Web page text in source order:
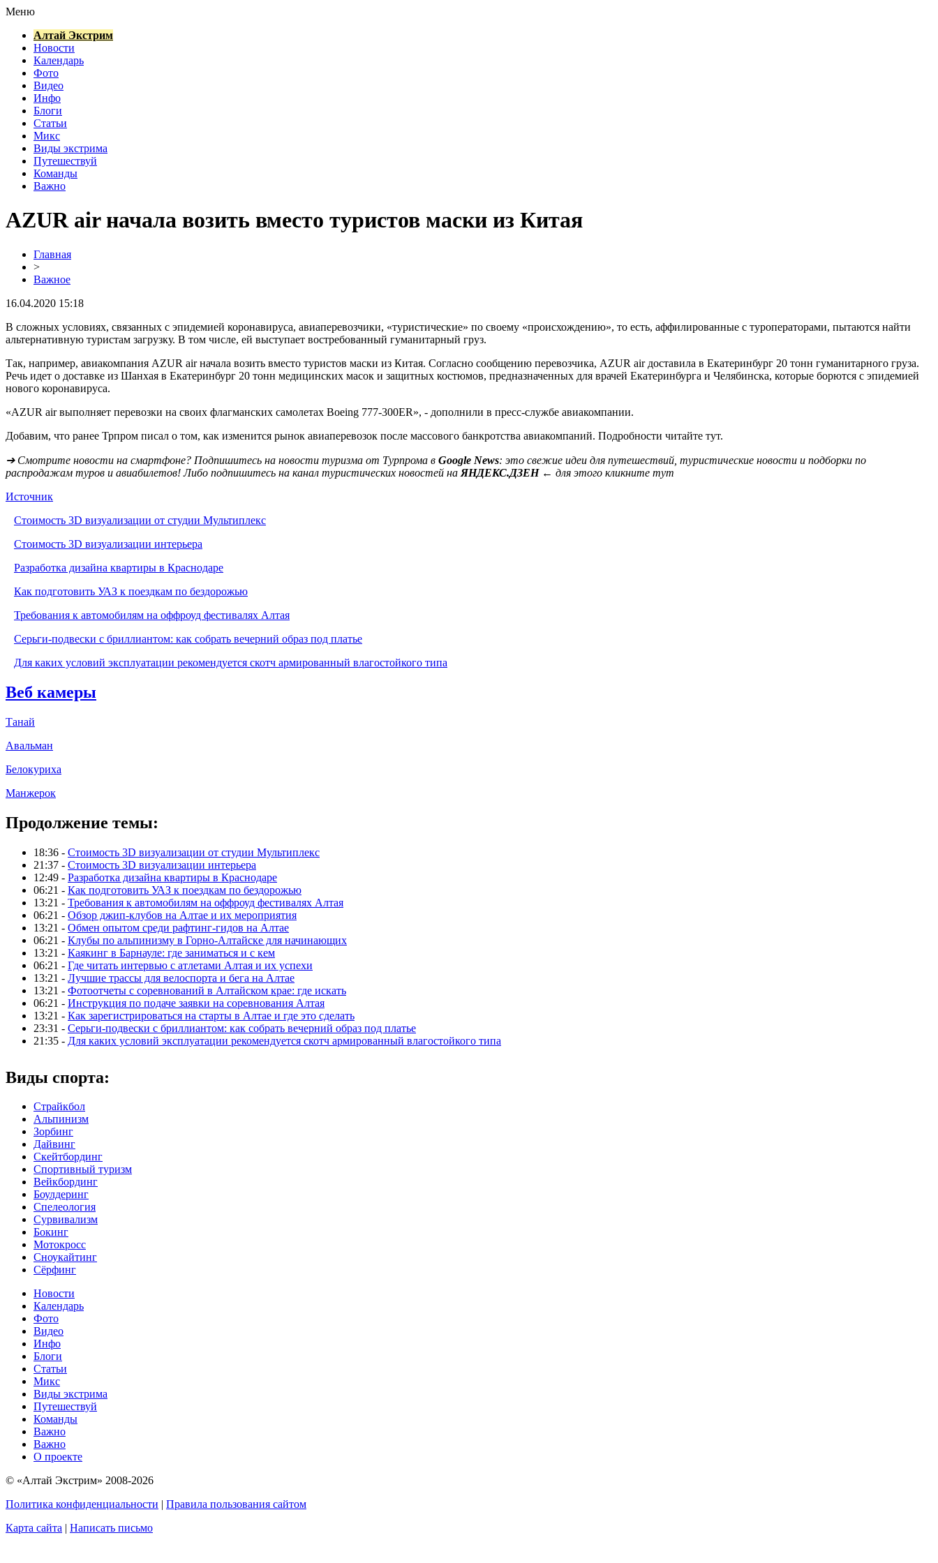
Меню
Алтай Экстрим
Новости
Календарь
Фото
Видео
Инфо
Блоги
Статьи
Микс
Виды экстрима
Путешествуй
Команды
Важно
AZUR air начала возить вместо туристов маски из Китая
Главная
>
Важное
16.04.2020 15:18
В сложных условиях, связанных с эпидемией коронавируса, авиаперевозчики, «туристические» по своему «происхождению», то есть, аффилированные с туроператорами, пытаются найти
альтернативную туристам загрузку. В том числе, ей выступает востребованный гуманитарный груз.
Так, например, авиакомпания AZUR air начала возить вместо туристов маски из Китая. Согласно сообщению перевозчика, AZUR air доставила в Екатеринбург 20 тонн гуманитарного груза.
Речь идет о доставке из Шанхая в Екатеринбург 20 тонн медицинских масок и защитных костюмов, предназначенных для врачей Екатеринбурга и Челябинска, которые борются с эпидемией
нового коронавируса.
«AZUR air выполняет перевозки на своих флагманских самолетах Boeing 777-300ER», - дополнили в пресс-службе авиакомпании.
Добавим, что ранее Трпром писал о том, как изменится рынок авиаперевозок после массового банкротства авиакомпаний. Подробности читайте тут.
➔ Смотрите новости на смартфоне? Подпишитесь на новости туризма от Турпрома в Google News: это свежие идеи для путешествий, туристические новости и подборки по
распродажам туров и авиабилетов! Либо подпишитесь на канал туристических новостей на ЯНДЕКС.ДЗЕН← для этого кликните тут
Источник
Стоимость 3D визуализации от студии Мультиплекс
Стоимость 3D визуализации интерьера
Разработка дизайна квартиры в Краснодаре
Как подготовить УАЗ к поездкам по бездорожью
Требования к автомобилям на оффроуд фестивалях Алтая
Серьги-подвески с бриллиантом: как собрать вечерний образ под платье
Для каких условий эксплуатации рекомендуется скотч армированный влагостойкого типа
Веб камеры
Танай
Авальман
Белокуриха
Манжерок
Продолжение темы:
18:36 - Стоимость 3D визуализации от студии Мультиплекс
21:37 - Стоимость 3D визуализации интерьера
12:49 - Разработка дизайна квартиры в Краснодаре
06:21 - Как подготовить УАЗ к поездкам по бездорожью
13:21 - Требования к автомобилям на оффроуд фестивалях Алтая
06:21 - Обзор джип-клубов на Алтае и их мероприятия
13:21 - Обмен опытом среди рафтинг-гидов на Алтае
06:21 - Клубы по альпинизму в Горно-Алтайске для начинающих
13:21 - Каякинг в Барнауле: где заниматься и с кем
06:21 - Где читать интервью с атлетами Алтая и их успехи
13:21 - Лучшие трассы для велоспорта и бега на Алтае
13:21 - Фотоотчеты с соревнований в Алтайском крае: где искать
06:21 - Инструкция по подаче заявки на соревнования Алтая
13:21 - Как зарегистрироваться на старты в Алтае и где это сделать
23:31 - Серьги-подвески с бриллиантом: как собрать вечерний образ под платье
21:35 - Для каких условий эксплуатации рекомендуется скотч армированный влагостойкого типа
Виды спорта:
Страйкбол
Альпинизм
Зорбинг
Дайвинг
Скейтбординг
Спортивный туризм‎
Вейкбординг
Боулдеринг
Спелеология
Сурвивализм
Бокинг
Мотокросс
Сноукайтинг
Сёрфинг
Новости
Календарь
Фото
Видео
Инфо
Блоги
Статьи
Микс
Виды экстрима
Путешествуй
Команды
Важно
Важно
О проекте
© «Алтай Экстрим» 2008-2026
Политика конфиденциальности | Правила пользования сайтом
Карта сайта | Написать письмо